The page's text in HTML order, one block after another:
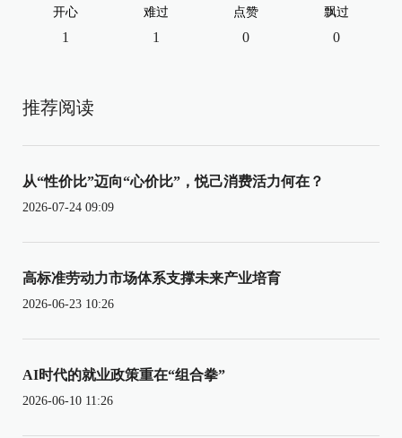
开心
1
难过
1
点赞
0
飘过
0
推荐阅读
从“性价比”迈向“心价比”，悦己消费活力何在？
2026-07-24 09:09
高标准劳动力市场体系支撑未来产业培育
2026-06-23 10:26
AI时代的就业政策重在“组合拳”
2026-06-10 11:26